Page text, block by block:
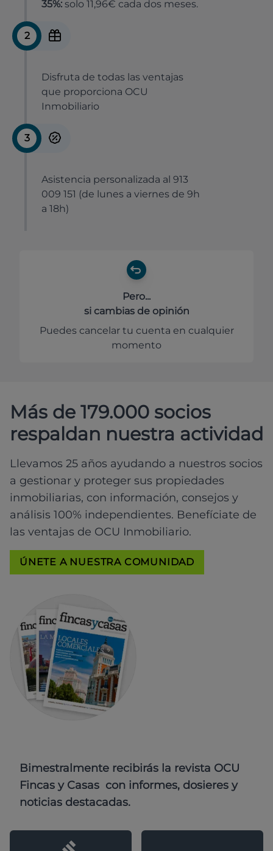
35%: solo 11,96€ cada dos meses.
2
Disfruta de todas las ventajas
que proporciona OCU
Inmobiliario
3
Asistencia personalizada al 913
009 151 (de lunes a viernes de 9h
a 18h)
Pero...
si cambias de opinión
Puedes cancelar tu cuenta en cualquier
momento
Más de 179.000 socios
respaldan nuestra actividad
Llevamos 25 años ayudando a nuestros socios
a gestionar y proteger sus propiedades
inmobiliarias, con información, consejos y
análisis 100% independientes. Benefíciate de
las ventajas de OCU Inmobiliario.
ÚNETE A NUESTRA COMUNIDAD
Bimestralmente recibirás la revista OCU
Fincas y Casas con informes, dosieres y
noticias destacadas.